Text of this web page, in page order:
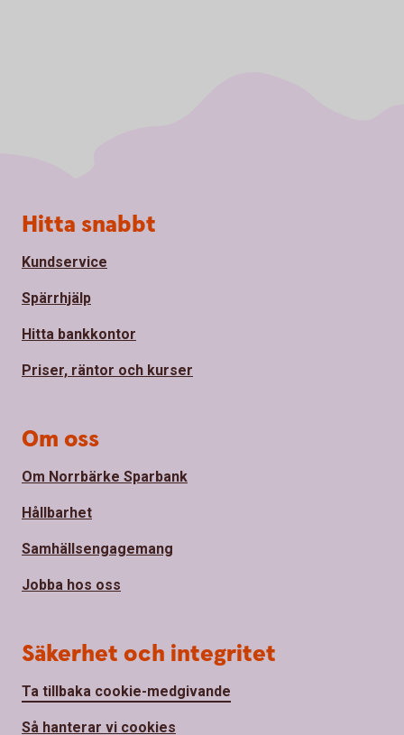
Sidfot
Hitta snabbt
Kundservice
Spärrhjälp
Hitta bankkontor
Priser, räntor och kurser
Om oss
Om Norrbärke Sparbank
Hållbarhet
Samhällsengagemang
Jobba hos oss
Säkerhet och integritet
Ta tillbaka cookie-medgivande
Så hanterar vi cookies